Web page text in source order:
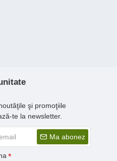
şi promoţiile
te la newsletter.
Ma abonez